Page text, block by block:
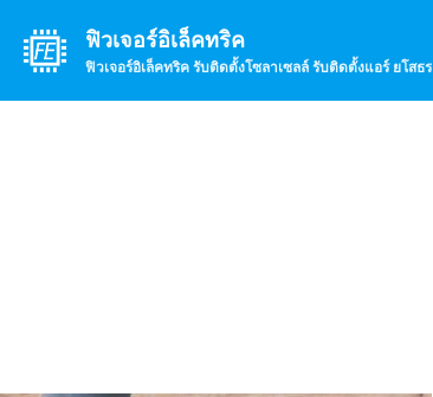
ฟิวเจอร์อิเล็คทริค
ฟิวเจอร์อิเล็คทริค รับติดตั้งโซลาเซลล์ รับติดตั้งแอร์ ยโสธร